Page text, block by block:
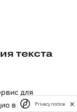
текста
для
в текст.Privacy notice